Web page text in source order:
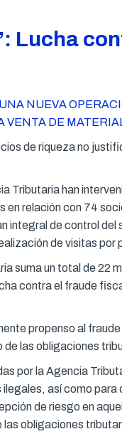
Lucha
NUEVA
VENTA DE
de riqueza no
Tributaria han
relación con 74
integral de control
de visitas por
suma un total de 22
contra el fraude
propenso al
las obligaciones
por la Agencia
así como
de riesgo en
las obligaciones